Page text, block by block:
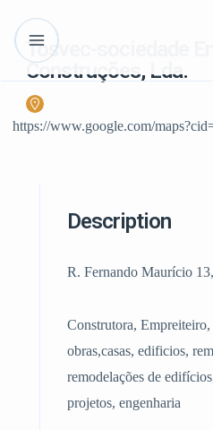
Tosvec-sociedade
Construções, Lda.
https://www.google.com/
Description
R. Fernando Maurício
Construtora,
obras,casas, edificios,
remodelações de
projetos, engenharia